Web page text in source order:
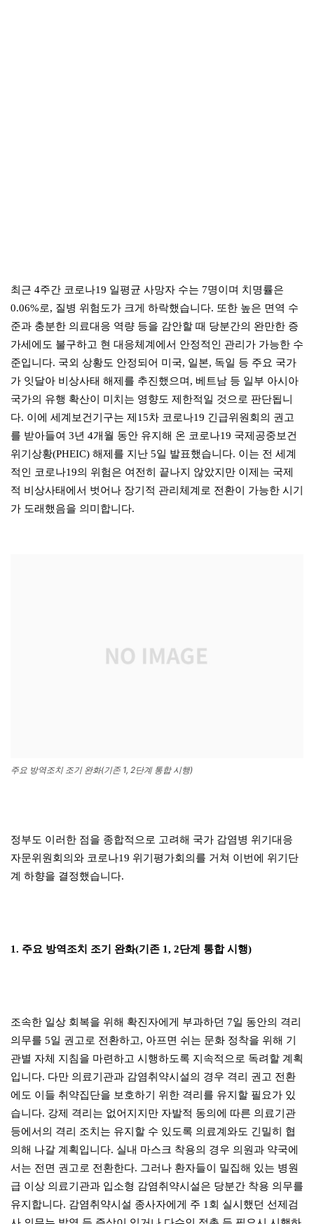
최근 4주간 코로나19 일평균 사망자 수는 7명이며 치명률은
0.06%로, 질병 위험도가 크게 하락했습니다. 또한 높은 면역 수
준과 충분한 의료대응 역량 등을 감안할 때 당분간의 완만한 증
가세에도 불구하고 현 대응체계에서 안정적인 관리가 가능한 수
준입니다. 국외 상황도 안정되어 미국, 일본, 독일 등 주요 국가
가 잇달아 비상사태 해제를 추진했으며, 베트남 등 일부 아시아
국가의 유행 확산이 미치는 영향도 제한적일 것으로 판단됩니
다. 이에 세계보건기구는 제15차 코로나19 긴급위원회의 권고
를 받아들여 3년 4개월 동안 유지해 온 코로나19 국제공중보건
위기상황(PHEIC) 해제를 지난 5일 발표했습니다. 이는 전 세계
적인 코로나19의 위험은 여전히 끝나지 않았지만 이제는 국제
적 비상사태에서 벗어나 장기적 관리체계로 전환이 가능한 시기
가 도래했음을 의미합니다.
주요 방역조치 조기 완화(기존 1, 2단계 통합 시행)
정부도 이러한 점을 종합적으로 고려해 국가 감염병 위기대응
자문위원회의와 코로나19 위기평가회의를 거쳐 이번에 위기단
계 하향을 결정했습니다.
1. 주요 방역조치 조기 완화(기존 1, 2단계 통합 시행)
조속한 일상 회복을 위해 확진자에게 부과하던 7일 동안의 격리
의무를 5일 권고로 전환하고, 아프면 쉬는 문화 정착을 위해 기
관별 자체 지침을 마련하고 시행하도록 지속적으로 독려할 계획
입니다. 다만 의료기관과 감염취약시설의 경우 격리 권고 전환
에도 이들 취약집단을 보호하기 위한 격리를 유지할 필요가 있
습니다. 강제 격리는 없어지지만 자발적 동의에 따른 의료기관
등에서의 격리 조치는 유지할 수 있도록 의료계와도 긴밀히 협
의해 나갈 계획입니다. 실내 마스크 착용의 경우 의원과 약국에
서는 전면 권고로 전환한다. 그러나 환자들이 밀집해 있는 병원
급 이상 의료기관과 입소형 감염취약시설은 당분간 착용 의무를
유지합니다. 감염취약시설 종사자에게 주 1회 실시했던 선제검